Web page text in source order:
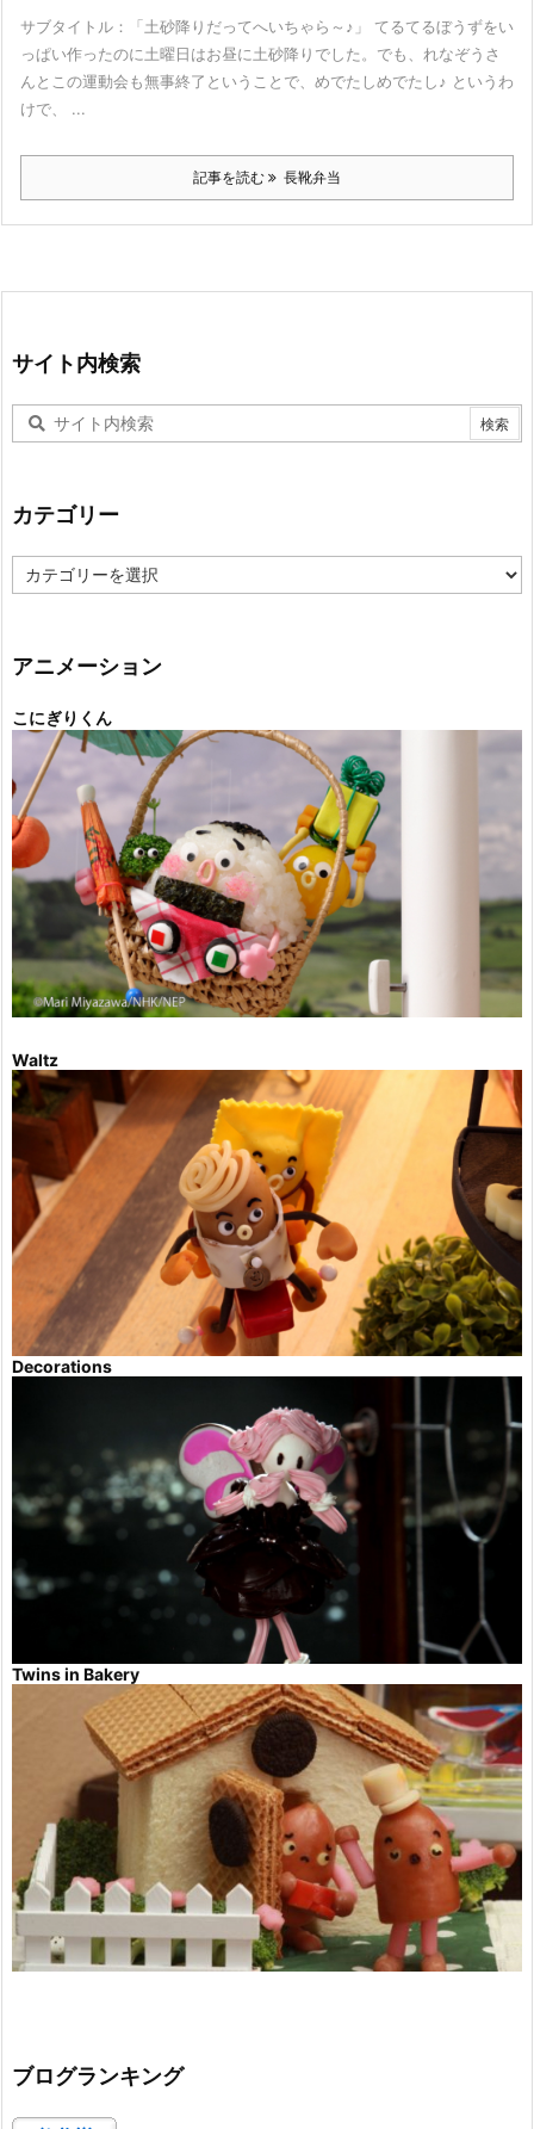
サブタイトル：「土砂降りだってへいちゃら～♪」 てるてるぼうずをい
っぱい作ったのに土曜日はお昼に土砂降りでした。でも、れなぞうさ
んとこの運動会も無事終了ということで、めでたしめでたし♪ というわ
けで、 ...
記事を読む 長靴弁当
サイト内検索
カテゴリー
テ
ー
アニメーション
こにぎりくん
Waltz
Decorations
Twins in Bakery
ブログランキング